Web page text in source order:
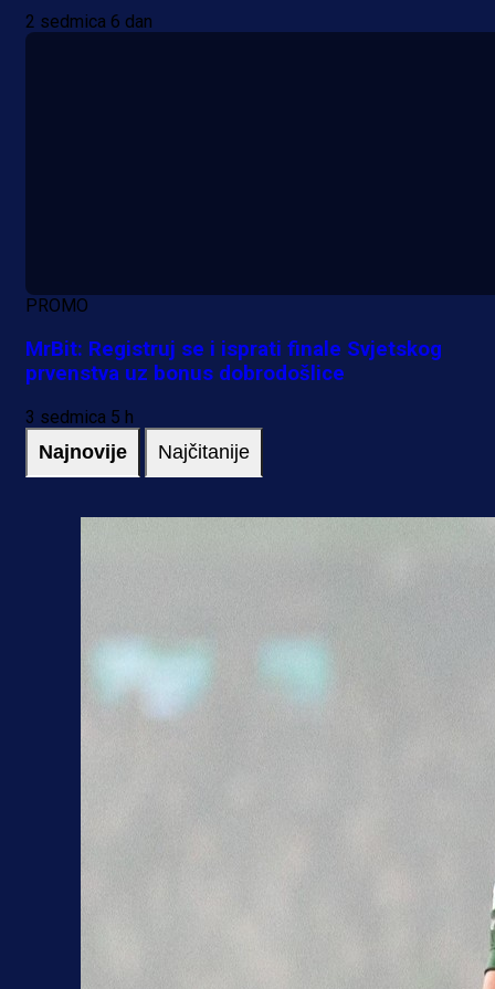
2 sedmica 6 dan
PROMO
MrBit: Registruj se i isprati finale Svjetskog
prvenstva uz bonus dobrodošlice
3 sedmica 5 h
Najnovije Najčitanije